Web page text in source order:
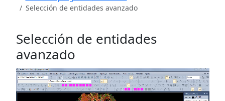
Selección de entidades avanzado
Selección de entidades
avanzado